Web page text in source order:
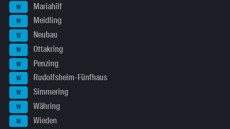
W Mariahilf
W Meidling
W Neubau
W Ottakring
W Penzing
W Rudolfsheim-Fünfhaus
W Simmering
W Währing
W Wieden